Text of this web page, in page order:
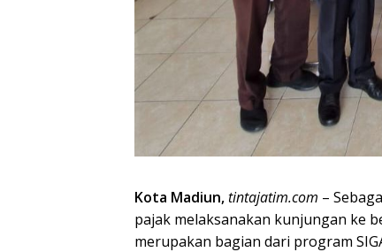
Kota Madiun,tintajatim.com –
pajak melaksanakan kunjungan ke
merupakan bagian dari program